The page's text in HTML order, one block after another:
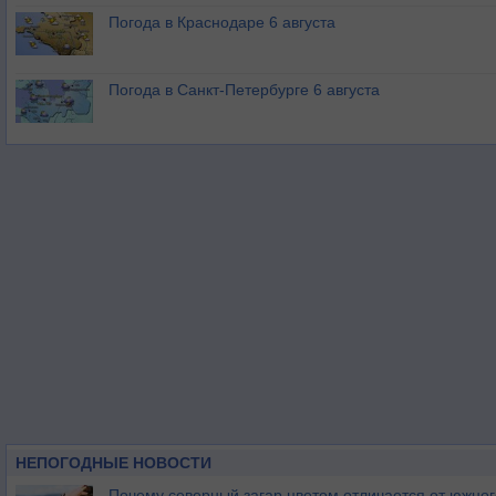
Погода в Краснодаре 6 августа
Погода в Санкт-Петербурге 6 августа
НЕПОГОДНЫЕ НОВОСТИ